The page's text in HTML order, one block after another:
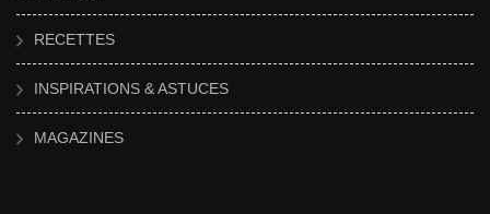
RECETTES
INSPIRATIONS & ASTUCES
MAGAZINES